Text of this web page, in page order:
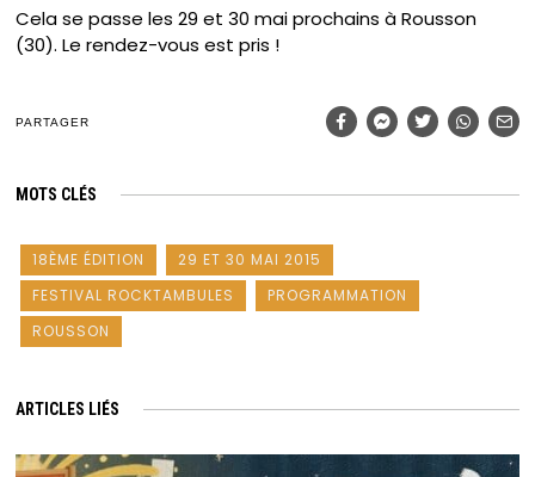
Cela se passe les 29 et 30 mai prochains à Rousson
(30). Le rendez-vous est pris !
PARTAGER
MOTS CLÉS
18ÈME ÉDITION
29 ET 30 MAI 2015
FESTIVAL ROCKTAMBULES
PROGRAMMATION
ROUSSON
ARTICLES LIÉS